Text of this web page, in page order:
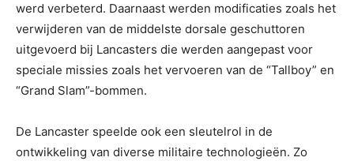
werd verbeterd. Daarnaast werden modificaties zoals het
verwijderen van de middelste dorsale geschuttoren
uitgevoerd bij Lancasters die werden aangepast voor
speciale missies zoals het vervoeren van de “Tallboy” en
“Grand Slam”-bommen.
De Lancaster speelde ook een sleutelrol in de
ontwikkeling van diverse militaire technologieën. Zo